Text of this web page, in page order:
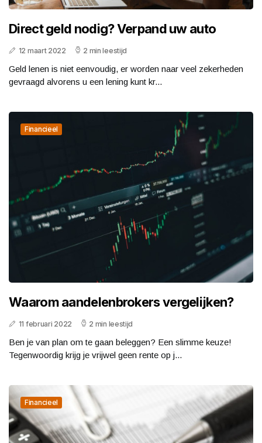
Direct geld nodig? Verpand uw auto
12 maart 2022 2 min leestijd
Geld lenen is niet eenvoudig, er worden naar veel zekerheden
gevraagd alvorens u een lening kunt kr...
Financieel
Waarom aandelenbrokers vergelijken?
11 februari 2022 2 min leestijd
Ben je van plan om te gaan beleggen? Een slimme keuze!
Tegenwoordig krijg je vrijwel geen rente op j...
Financieel